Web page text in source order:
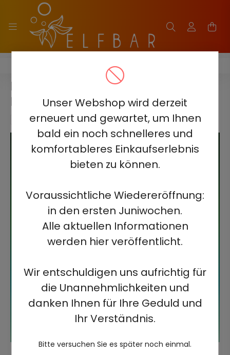
Unser Webshop wird derzeit
erneuert und gewartet, um Ihnen
bald ein noch schnelleres und
komfortableres Einkaufserlebnis
bieten zu können.
Voraussichtliche Wiedereröffnung:
in den ersten Juniwochen.
Alle aktuellen Informationen
werden hier veröffentlicht.
Wir entschuldigen uns aufrichtig für
die Unannehmlichkeiten und
danken Ihnen für Ihre Geduld und
Ihr Verständnis.
Bitte versuchen Sie es später noch einmal.
ELF BAR MoonNight 40000
ELF BAR MOONNIGHT 40000
MIAMI MINT